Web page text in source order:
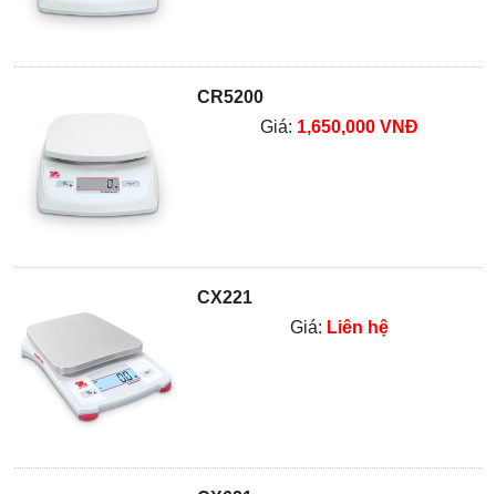
CR5200
Giá: 1,650,000 VNĐ
CX221
Giá: Liên hệ